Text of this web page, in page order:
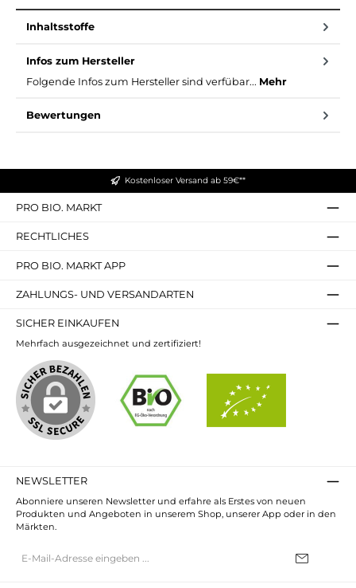
Inhaltsstoffe
Infos zum Hersteller
Folgende Infos zum Hersteller sind verfübar... Mehr
Bewertungen
Kostenloser Versand ab 59€**
PRO BIO. MARKT
RECHTLICHES
PRO BIO. MARKT APP
ZAHLUNGS- UND VERSANDARTEN
SICHER EINKAUFEN
Mehrfach ausgezeichnet und zertifiziert!
NEWSLETTER
Abonniere unseren Newsletter und erfahre als Erstes von neuen
Produkten und Angeboten in unserem Shop, unserer App oder in den
Märkten.
Mail-